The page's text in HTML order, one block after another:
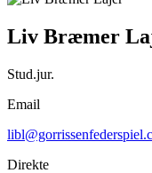
Liv Bræmer
Stud.jur.
Email
Direkte